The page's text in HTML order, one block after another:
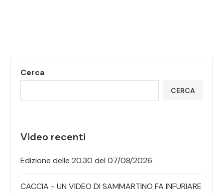
Cerca
CERCA
Video recenti
Edizione delle 20.30 del 07/08/2026
CACCIA - UN VIDEO DI SAMMARTINO FA INFURIARE